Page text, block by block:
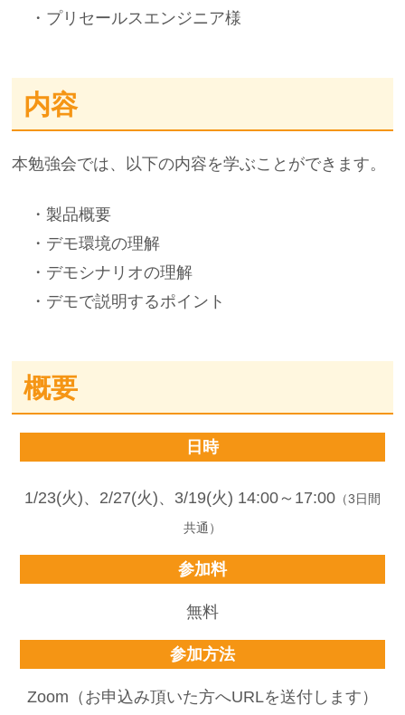
・プリセールスエンジニア様
内容
本勉強会では、以下の内容を学ぶことができます。
・製品概要
・デモ環境の理解
・デモシナリオの理解
・デモで説明するポイント
概要
日時
1/23(火)、2/27(火)、3/19(火) 14:00～17:00 （3日間
共通）
参加料
無料
参加方法
Zoom（お申込み頂いた方へURLを送付します）